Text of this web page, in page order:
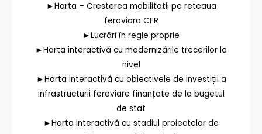
►Harta – Cresterea mobilitatii pe reteaua
feroviara CFR
►Lucrări în regie proprie
►Harta interactivă cu modernizările trecerilor la
nivel
►Harta interactivă cu obiectivele de investiții a
infrastructurii feroviare finanțate de la bugetul
de stat
►Harta interactivă cu stadiul proiectelor de